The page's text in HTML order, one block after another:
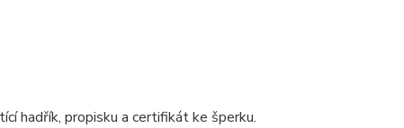
hadřík, propisku a certifikát ke šperku.